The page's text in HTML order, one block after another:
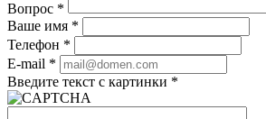
Вопрос *
Ваше имя *
Телефон *
E-mail *
Введите текст с картинки *